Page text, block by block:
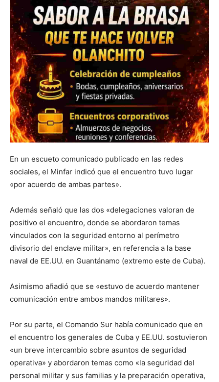
En un escueto comunicado publicado en las redes
sociales, el Minfar indicó que el encuentro tuvo lugar
«por acuerdo de ambas partes».
Además señaló que las dos «delegaciones valoran de
positivo el encuentro, donde se abordaron temas
vinculados con la seguridad entorno al perímetro
divisorio del enclave militar», en referencia a la base
naval de EE.UU. en Guantánamo (extremo este de Cuba).
Asimismo añadió que se «estuvo de acuerdo mantener
comunicación entre ambos mandos militares».
Por su parte, el Comando Sur había comunicado que en
el encuentro los generales de Cuba y EE.UU. sostuvieron
«un breve intercambio sobre asuntos de seguridad
operativa» y abordaron temas como «la seguridad del
personal militar y sus familias y la preparación operativa,